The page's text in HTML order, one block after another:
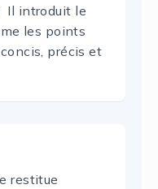
Il introduit le
les points
précis et
restitue